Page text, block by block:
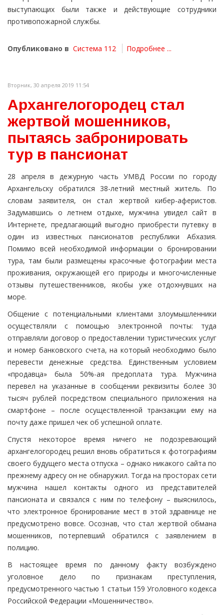
выступающих были также и действующие сотрудники
противопожарной службы.
Опубликовано в Система 112 Подробнее ...
Вторник, 30 апреля 2019 11:54
Архангелогородец стал
жертвой мошенников,
пытаясь забронировать
тур в пансионат
28 апреля в дежурную часть УМВД России по городу
Архангельску обратился 38-летний местный житель. По
словам заявителя, он стал жертвой кибер-аферистов.
Задумавшись о летнем отдыхе, мужчина увидел сайт в
Интернете, предлагающий выгодно приобрести путевку в
один из известных пансионатов республики Абхазия.
Помимо всей необходимой информации о бронировании
тура, там были размещены красочные фотографии места
проживания, окружающей его природы и многочисленные
отзывы путешественников, якобы уже отдохнувших на
море.
Общение с потенциальными клиентами злоумышленники
осуществляли с помощью электронной почты: туда
отправляли договор о предоставлении туристических услуг
и номер банковского счета, на который необходимо было
перевести денежные средства. Единственным условием
«продавца» была 50%-ая предоплата тура. Мужчина
перевел на указанные в сообщении реквизиты более 30
тысяч рублей посредством специального приложения на
смартфоне – после осуществленной транзакции ему на
почту даже пришел чек об успешной оплате.
Спустя некоторое время ничего не подозревающий
архангелогородец решил вновь обратиться к фотографиям
своего будущего места отпуска – однако никакого сайта по
прежнему адресу он не обнаружил. Тогда на просторах сети
мужчина нашел контакты одного из представителей
пансионата и связался с ним по телефону – выяснилось,
что электронное бронирование мест в этой здравнице не
предусмотрено вовсе. Осознав, что стал жертвой обмана
мошенников, потерпевший обратился с заявлением в
полицию.
В настоящее время по данному факту возбуждено
уголовное дело по признакам преступления,
предусмотренного частью 1 статьи 159 Уголовного кодекса
Российской Федерации «Мошенничество».